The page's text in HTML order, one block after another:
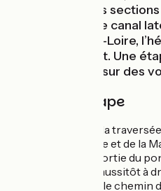
Vélo alterne des
et d’autres sur le canal
et Belleville-sur-Loire,
est omniprésent. Une
principalement sur des
Détail de l'étape
Prudence lors de la
Centrale Nucléaire et de la
Attention, dès la sortie du
Loire, descendre aussitôt à
médiathèque) sur le chemin